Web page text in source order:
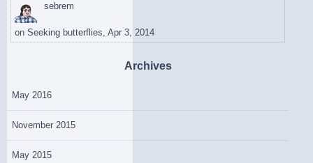
sebrem
on Seeking butterflies, Apr 3, 2014
Archives
May 2016
November 2015
May 2015